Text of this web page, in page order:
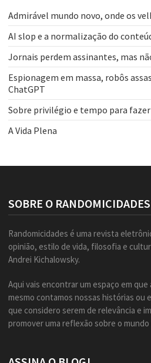
Admirável mundo novo, onde os
AI slop e a normalização do
Jornais perdem assinantes, mas
Espionagem em massa, robôs
ChatGPT
Sobre privilégio e tempo para
A Vida Plena
SOBRE O RANDOMICIDADES
Randomicidades é uma revista
opinião, estilo de vida, filosofia e
Andrei Kichalowsky.
Aqui vais encontrar um espaço em
mesmo contamos nossas histórias ou
que considero serem de relevância e
promover uma reflexão sobre o mundo